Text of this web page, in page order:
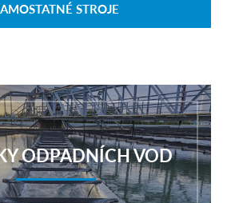
STROJE
ODPADNÍCH VOD